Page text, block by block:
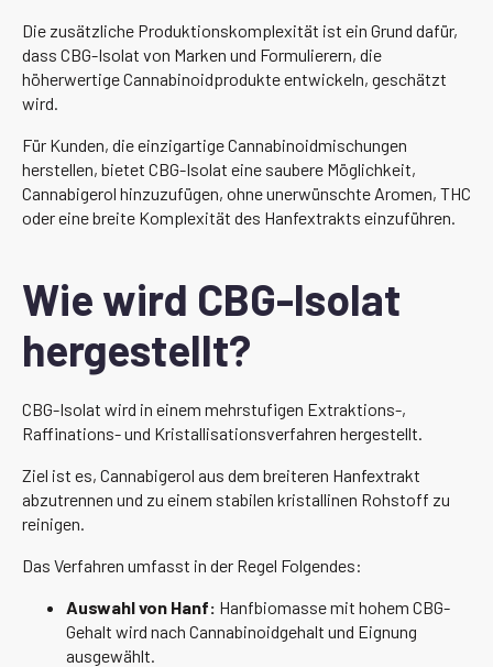
Die zusätzliche Produktionskomplexität ist ein Grund dafür,
dass CBG-Isolat von Marken und Formulierern, die
höherwertige Cannabinoidprodukte entwickeln, geschätzt
wird.
Für Kunden, die einzigartige Cannabinoidmischungen
herstellen, bietet CBG-Isolat eine saubere Möglichkeit,
Cannabigerol hinzuzufügen, ohne unerwünschte Aromen, THC
oder eine breite Komplexität des Hanfextrakts einzuführen.
Wie wird CBG-Isolat
hergestellt?
CBG-Isolat wird in einem mehrstufigen Extraktions-,
Raffinations- und Kristallisationsverfahren hergestellt.
Ziel ist es, Cannabigerol aus dem breiteren Hanfextrakt
abzutrennen und zu einem stabilen kristallinen Rohstoff zu
reinigen.
Das Verfahren umfasst in der Regel Folgendes:
Auswahl von Hanf: Hanfbiomasse mit hohem CBG-
Gehalt wird nach Cannabinoidgehalt und Eignung
ausgewählt.